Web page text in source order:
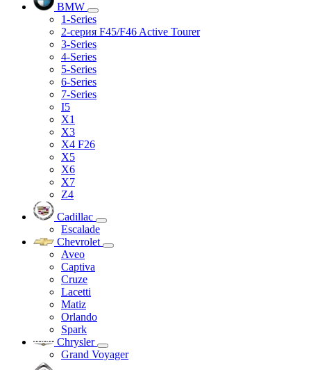
BMW
1-Series
2-серия F45/F46 Active Tourer
3-Series
4-Series
5-Series
6-Series
7-Series
I5
X1
X3
X4 F26
X5
X6
X7
Z4
Cadillac
Escalade
Chevrolet
Aveo
Captiva
Cruze
Lacetti
Matiz
Orlando
Spark
Chrysler
Grand Voyager